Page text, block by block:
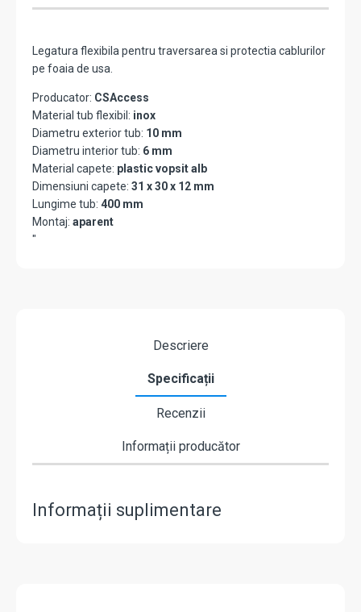
Legatura flexibila pentru traversarea si protectia cablurilor
pe foaia de usa.
Producator: CSAccess
Material tub flexibil: inox
Diametru exterior tub: 10 mm
Diametru interior tub: 6 mm
Material capete: plastic vopsit alb
Dimensiuni capete: 31 x 30 x 12 mm
Lungime tub: 400 mm
Montaj: aparent
"
Descriere
Specificații
Recenzii
Informații producător
Informații suplimentare